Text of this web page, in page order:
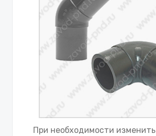
При необходимости изменить